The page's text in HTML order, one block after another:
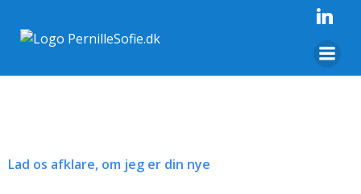
Lad os afklare, om jeg er din nye